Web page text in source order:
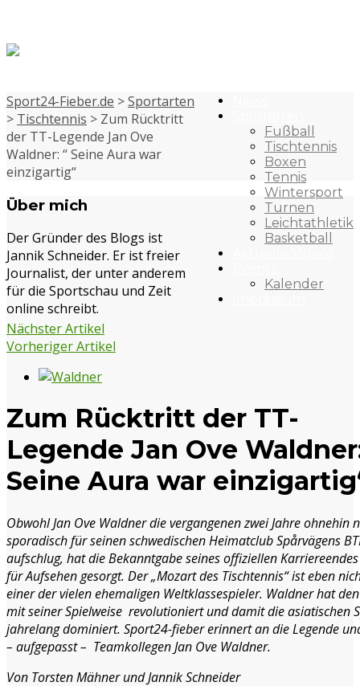
Fußball
Tischtennis
Boxen
Tennis
Wintersport
Turnen
Leichtathletik
Basketball
Kalender
Sport24-Fieber.de >Sportarten
> Tischtennis > Zum Rücktritt
der TT-Legende Jan Ove
Waldner: “ Seine Aura war
einzigartig“
Nächster Artikel
Vorheriger Artikel
Zum Rücktritt der TT-
Legende Jan Ove
Seine Aura war
Obwohl Jan Ove Waldner die vergangenen zwei Jahre ohnehin
sporadisch für seinen schwedischen Heimatclub Spårvägens
aufschlug, hat die Bekanntgabe seines offiziellen
für Aufsehen gesorgt. Der „Mozart des Tischtennis“ ist eben
einer der vielen ehemaligen Weltklassespieler. Waldner hat
mit seiner Spielweise revolutioniert und damit die asiatischen
jahrelang dominiert. Sport24-fieber erinnert an die Legende
– aufgepasst – Teamkollegen Jan Ove Waldner.
Von Torsten Mähner und Jannik Schneider
Über mich
Der Gründer des Blogs ist
Jannik Schneider. Er ist freier
Journalist, der unter anderem
für die Sportschau und Zeit
online schreibt.